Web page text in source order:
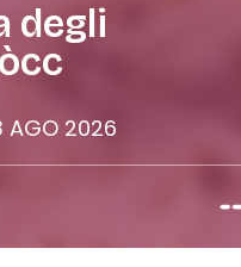
degli
AGO 2026